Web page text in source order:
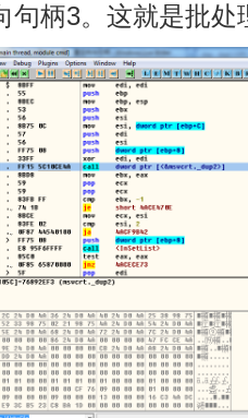
句柄3。这就是批处